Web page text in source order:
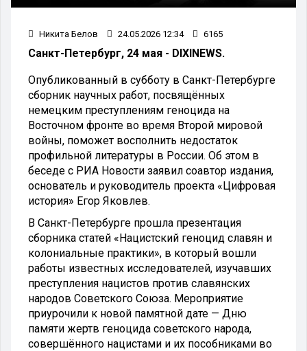
Никита Белов 24.05.2026 12:34 6165
Санкт-Петербург, 24 мая - DIXINEWS.
Опубликованный в субботу в Санкт-Петербурге
сборник научных работ, посвящённых
немецким преступлениям геноцида на
Восточном фронте во время Второй мировой
войны, поможет восполнить недостаток
профильной литературы в России. Об этом в
беседе с РИА Новости заявил соавтор издания,
основатель и руководитель проекта «Цифровая
история» Егор Яковлев.
В Санкт-Петербурге прошла презентация
сборника статей «Нацистский геноцид славян и
колониальные практики», в который вошли
работы известных исследователей, изучавших
преступления нацистов против славянских
народов Советского Союза. Мероприятие
приурочили к новой памятной дате — Дню
памяти жертв геноцида советского народа,
совершённого нацистами и их пособниками во